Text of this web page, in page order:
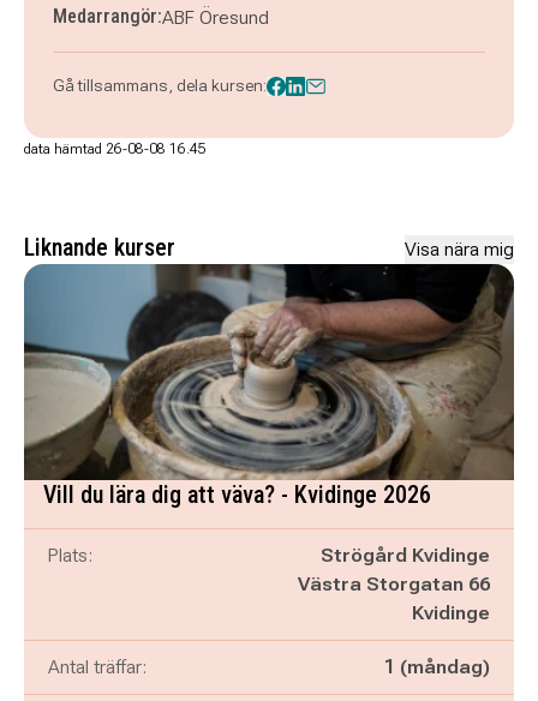
Medarrangör:ABF Öresund
Gå tillsammans, dela kursen:
data hämtad 26-08-08 16.45
Liknande kurser Visa nära mig
Vill du lära dig att väva? - Kvidinge 2026
Plats:
Strögård Kvidinge
Västra Storgatan 66
Kvidinge
Antal träffar: 1 (måndag)